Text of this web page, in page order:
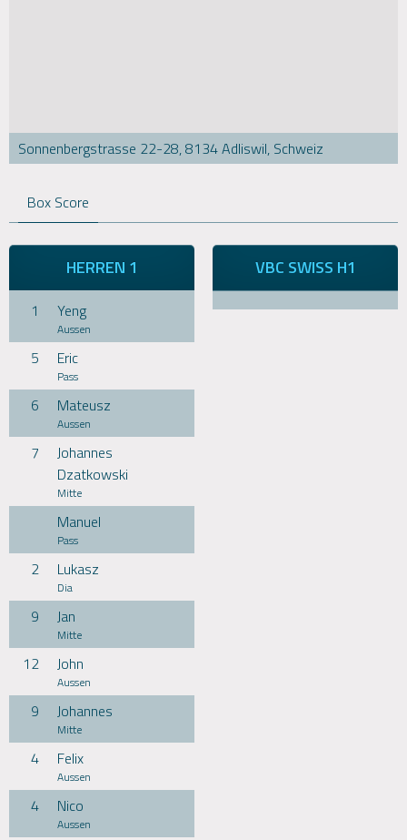
Sonnenbergstrasse 22-28, 8134 Adliswil, Schweiz
Box Score
HERREN 1
1 Yeng
Aussen
5 Eric
Pass
6 Mateusz
Aussen
7
Johannes
Dzatkowski
Mitte
Manuel
Pass
2 Lukasz
Dia
9 Jan
Mitte
12 John
Aussen
9 Johannes
Mitte
4 Felix
Aussen
4 Nico
Aussen
VBC SWISS H1